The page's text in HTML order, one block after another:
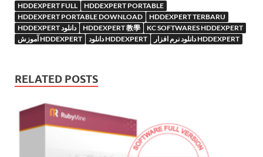
HDDEXPERT FULL
HDDEXPERT PORTABLE
HDDEXPERT PORTABLE DOWNLOAD
HDDEXPERT TERBARU
HDDEXPERT دانلود
HDDEXPERT 教學
KC SOFTWARES HDDEXPERT
آموزش HDDEXPERT
دانلود HDDEXPERT دانلود نرم افزار HDDEXPERT
RELATED POSTS